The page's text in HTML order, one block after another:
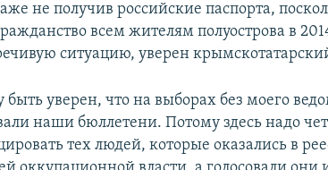
не получив российские паспорта,
всем жителям полуострова в
ситуацию, уверен
быть уверен, что на выборах без моего
наши бюллетени. Потому здесь надо
тех людей, которые оказались в